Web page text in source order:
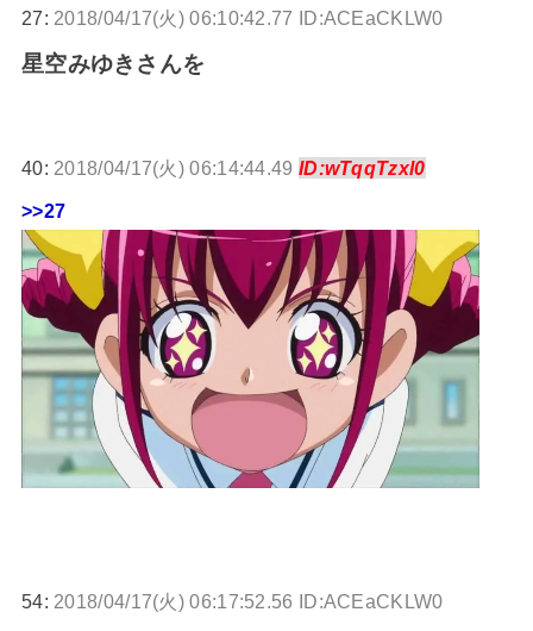
27: 2018/04/17(火) 06:10:42.77 ID:ACEaCKLW0
星空みゆきさんを
40: 2018/04/17(火) 06:14:44.49 ID:wTqqTzxl0
>>27
54: 2018/04/17(火) 06:17:52.56 ID:ACEaCKLW0